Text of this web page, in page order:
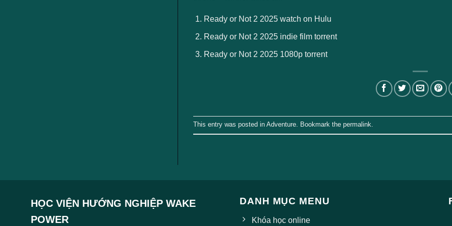
Ready or Not 2 2025 watch on Hulu
Ready or Not 2 2025 indie film torrent
Ready or Not 2 2025 1080p torrent
This entry was posted in Adventure . Bookmark the permalink
HỌC VIỆN HƯỚNG NGHIỆP WAKE
POWER
DANH MỤC MENU
Khóa học online